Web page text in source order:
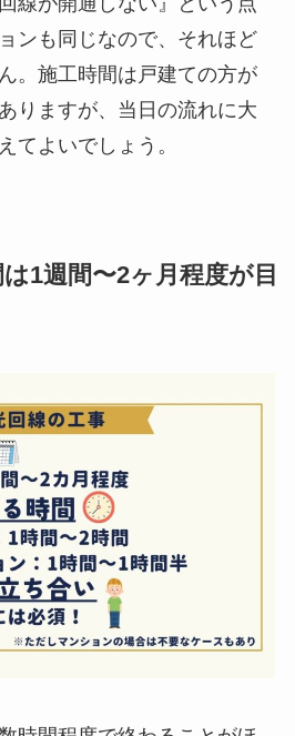
ンも同じなので、それほど
。施工時間は戸建ての方が
りますが、当日の流れに大
てよいでしょう。
1週間〜2ヶ月程度が目